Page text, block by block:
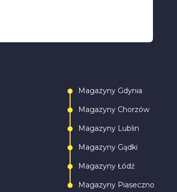
Magazyny Gdynia
Magazyny Chorzów
Magazyny Lublin
Magazyny Gądki
Magazyny Łódź
Magazyny Piaseczno